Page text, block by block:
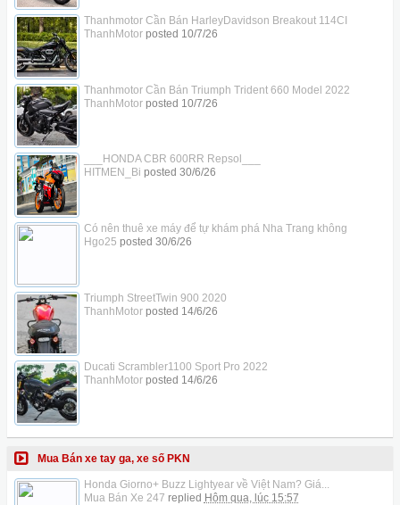
Thanhmotor Cần Bán HarleyDavidson Breakout 114CI
ThanhMotorposted 10/7/26
Thanhmotor Cần Bán Triumph Trident 660 Model 2022
ThanhMotorposted 10/7/26
___HONDA CBR 600RR Repsol___
HITMEN_Bi posted 30/6/26
Có nên thuê xe máy để tự khám phá Nha Trang không
Hgo25 posted 30/6/26
Triumph StreetTwin 900 2020
ThanhMotorposted 14/6/26
Ducati Scrambler1100 Sport Pro 2022
ThanhMotorposted 14/6/26
Mua Bán xe tay ga, xe số PKN
Honda Giorno+ Buzz Lightyear về Việt Nam? Giá...
Mua Bán Xe 247 replied Hôm qua, lúc 15:57